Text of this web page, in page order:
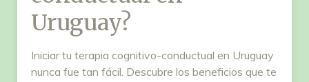
Uruguay?
Iniciar tu terapia cognitivo-conductual en Uruguay
nunca fue tan fácil. Descubre los beneficios que te